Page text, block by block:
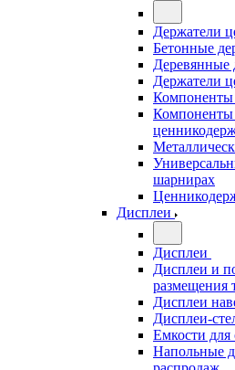
Держатели
Бетонные
Деревянные
Держатели
Компоненты
шарнирах
Дисплеи
Дисплеи
Дисплеи и
размещения
Дисплеи
Дисплеи-
Емкости
Напольные